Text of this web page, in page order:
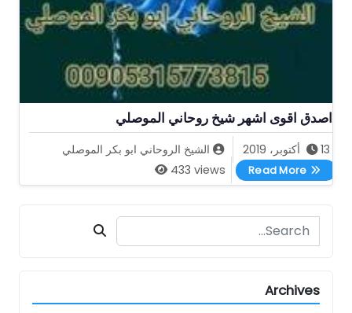
اصدق اقوى اشهر شيخ روحاني الموصلي
13 أكتوبر، 2019
الشيخ الروحاني ابو بكر الموصلي
433 views
Read More
اصدق اقوى اشهر شيخ روحاني الموصلي
Search for:
Archives